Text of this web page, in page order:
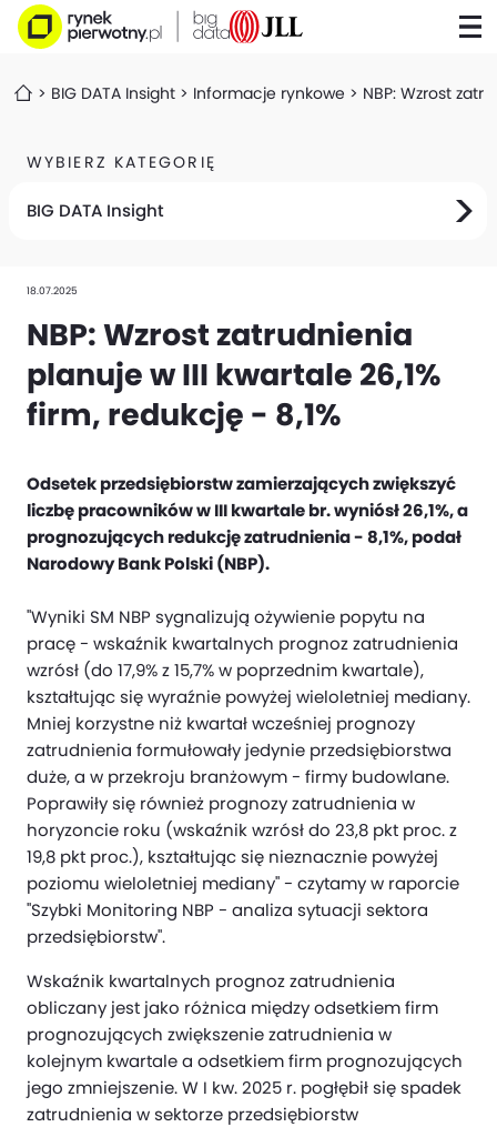
BIG DATA Insight Informacje rynkowe NBP: Wzrost
WYBIERZ KATEGORIĘ
BIG DATA Insight
18.07.2025
NBP: Wzrost zatrudnienia
planuje w III kwartale 26,1%
firm, redukcję - 8,1%
Odsetek przedsiębiorstw zamierzających zwiększyć
liczbę pracowników w III kwartale br. wyniósł 26,1%, a
prognozujących redukcję zatrudnienia - 8,1%, podał
Narodowy Bank Polski (NBP).
"Wyniki SM NBP sygnalizują ożywienie popytu na
pracę - wskaźnik kwartalnych prognoz zatrudnienia
wzrósł (do 17,9% z 15,7% w poprzednim kwartale),
kształtując się wyraźnie powyżej wieloletniej mediany.
Mniej korzystne niż kwartał wcześniej prognozy
zatrudnienia formułowały jedynie przedsiębiorstwa
duże, a w przekroju branżowym - firmy budowlane.
Poprawiły się również prognozy zatrudnienia w
horyzoncie roku (wskaźnik wzrósł do 23,8 pkt proc. z
19,8 pkt proc.), kształtując się nieznacznie powyżej
poziomu wieloletniej mediany" - czytamy w raporcie
"Szybki Monitoring NBP - analiza sytuacji sektora
przedsiębiorstw".
Wskaźnik kwartalnych prognoz zatrudnienia
obliczany jest jako różnica między odsetkiem firm
prognozujących zwiększenie zatrudnienia w
kolejnym kwartale a odsetkiem firm prognozujących
jego zmniejszenie. W I kw. 2025 r. pogłębił się spadek
zatrudnienia w sektorze przedsiębiorstw